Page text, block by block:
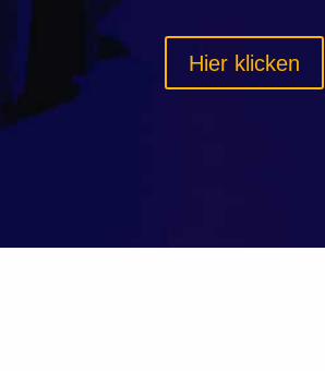
Hier klicken